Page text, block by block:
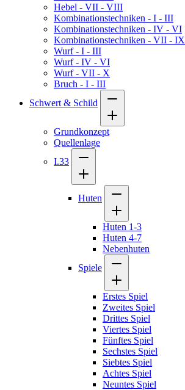
Hebel - VII - VIII
Kombinationstechniken - I - III
Kombinationstechniken - IV - VI
Kombinationstechniken - VII - IX
Wurf - I - III
Wurf - IV - VI
Wurf - VII - X
Bruch - I - III
Schwert & Schild
Grundkonzept
Quellenlage
I.33
Huten
Huten 1-3
Huten 4-7
Nebenhuten
Spiele
Erstes Spiel
Zweites Spiel
Drittes Spiel
Viertes Spiel
Fünftes Spiel
Sechstes Spiel
Siebtes Spiel
Achtes Spiel
Neuntes Spiel